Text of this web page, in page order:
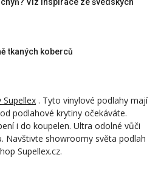
tkaných koberců
Supellex . Tyto vinylové podlahy mají
podlahové krytiny očekáváte.
i do koupelen. Ultra odolné vůči
Navštivte showroomy světa podlah
Supellex.cz.